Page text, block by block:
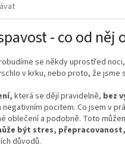
- co od něj
se někdy uprostřed
v krku, nebo proto, že jsme
která se dějí pravidelně, bez
pocitem. Co jsem v
oblečení a podobně. Toto
být stres,
důvodů.